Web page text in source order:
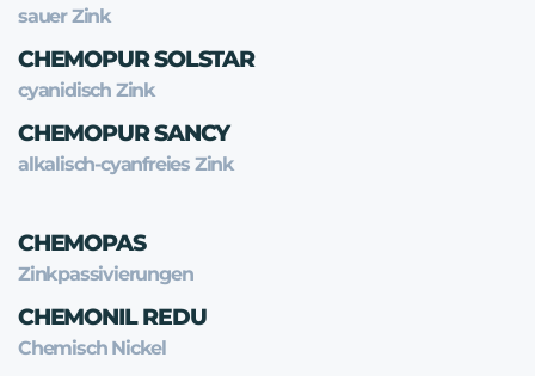
sauer Zink
CHEMOPUR SOLSTAR
cyanidisch Zink
CHEMOPUR SANCY
alkalisch-cyanfreies Zink
CHEMOPAS
Zinkpassivierungen
CHEMONIL REDU
Chemisch Nickel